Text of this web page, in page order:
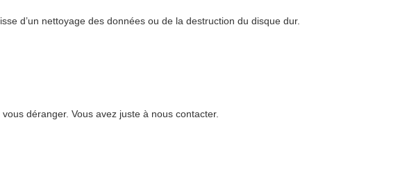
d’un nettoyage des données ou de la destruction du disque dur.
déranger. Vous avez juste à nous contacter.